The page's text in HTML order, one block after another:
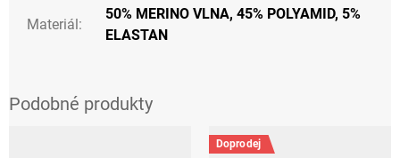
Materiál:
50% MERINO VLNA, 45% POLYAMID, 5%
ELASTAN
Doprodej